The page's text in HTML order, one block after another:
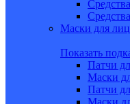
Маски для
Показать
Патчи
Маски
Патчи
Маски